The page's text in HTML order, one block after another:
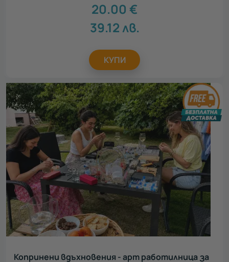
20.00 €
39.12лв.
КУПИ
Копринени вдъхновения - арт работилница за